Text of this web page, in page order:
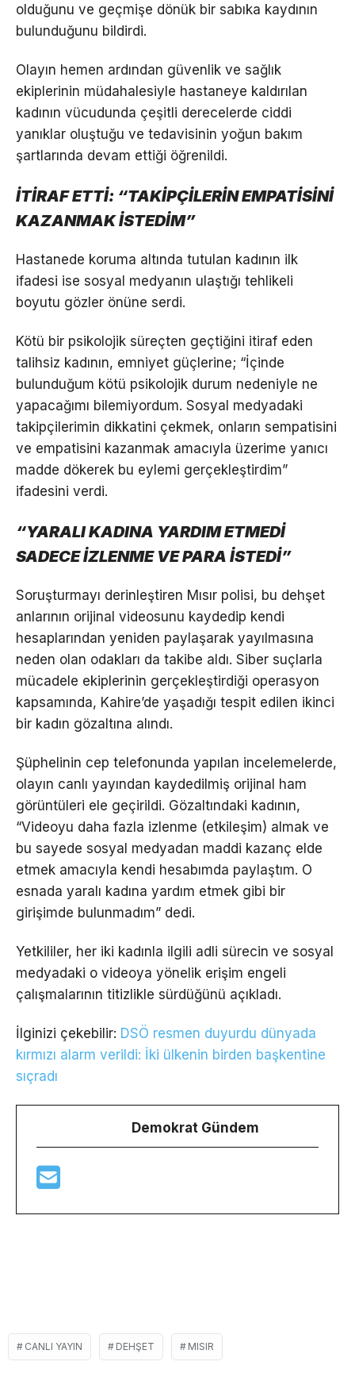
olduğunu ve geçmişe dönük bir sabıka kaydının
bulunduğunu bildirdi.
Olayın hemen ardından güvenlik ve sağlık
ekiplerinin müdahalesiyle hastaneye kaldırılan
kadının vücudunda çeşitli derecelerde ciddi
yanıklar oluştuğu ve tedavisinin yoğun bakım
şartlarında devam ettiği öğrenildi.
İTİRAF ETTİ: “TAKİPÇİLERİN EMPATİSİNİ
KAZANMAK İSTEDİM”
Hastanede koruma altında tutulan kadının ilk
ifadesi ise sosyal medyanın ulaştığı tehlikeli
boyutu gözler önüne serdi.
Kötü bir psikolojik süreçten geçtiğini itiraf eden
talihsiz kadının, emniyet güçlerine; “İçinde
bulunduğum kötü psikolojik durum nedeniyle ne
yapacağımı bilemiyordum. Sosyal medyadaki
takipçilerimin dikkatini çekmek, onların sempatisini
ve empatisini kazanmak amacıyla üzerime yanıcı
madde dökerek bu eylemi gerçekleştirdim”
ifadesini verdi.
“YARALI KADINA YARDIM ETMEDİ
SADECE İZLENME VE PARA İSTEDİ”
Soruşturmayı derinleştiren Mısır polisi, bu dehşet
anlarının orijinal videosunu kaydedip kendi
hesaplarından yeniden paylaşarak yayılmasına
neden olan odakları da takibe aldı. Siber suçlarla
mücadele ekiplerinin gerçekleştirdiği operasyon
kapsamında, Kahire’de yaşadığı tespit edilen ikinci
bir kadın gözaltına alındı.
Şüphelinin cep telefonunda yapılan incelemelerde,
olayın canlı yayından kaydedilmiş orijinal ham
görüntüleri ele geçirildi. Gözaltındaki kadının,
“Videoyu daha fazla izlenme (etkileşim) almak ve
bu sayede sosyal medyadan maddi kazanç elde
etmek amacıyla kendi hesabımda paylaştım. O
esnada yaralı kadına yardım etmek gibi bir
girişimde bulunmadım” dedi.
Yetkililer, her iki kadınla ilgili adli sürecin ve sosyal
medyadaki o videoya yönelik erişim engeli
çalışmalarının titizlikle sürdüğünü açıkladı.
İlginizi çekebilir: DSÖ resmen duyurdu dünyada
kırmızı alarm verildi: İki ülkenin birden başkentine
sıçradı
Demokrat Gündem
CANLI YAYIN DEHŞET MISIR